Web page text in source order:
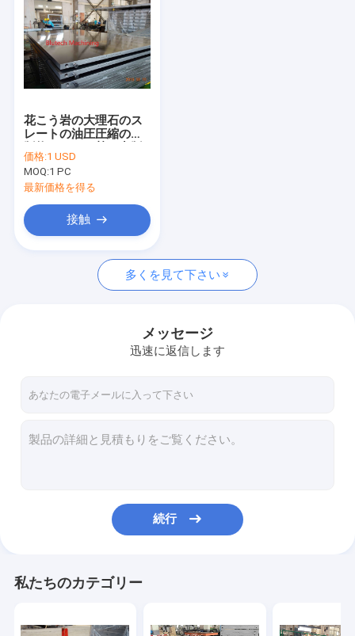
プロダクト
花こう岩の大理石のス
レートの油圧圧縮の出
物版
価格:1 USD
MOQ:1 PC
最新価格を得る
接触
多くを見て下さい
メッセージ
迅速に返信します
続行
私たちのカテゴリー